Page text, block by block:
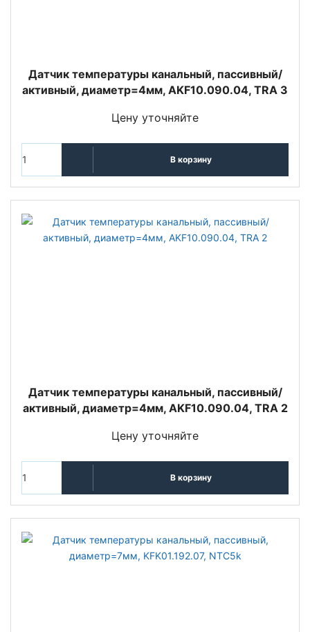
Датчик температуры канальный, пассивный/
активный, диаметр=4мм, AKF10.090.04, TRA 3
Цену уточняйте
В корзину
Датчик температуры канальный, пассивный/
активный, диаметр=4мм, AKF10.090.04, TRA 2
Цену уточняйте
В корзину